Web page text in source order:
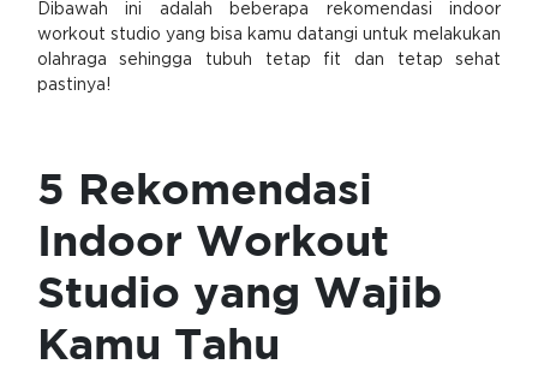
Dibawah ini adalah beberapa rekomendasi indoor
workout studio yang bisa kamu datangi untuk melakukan
olahraga sehingga tubuh tetap fit dan tetap sehat
pastinya!
5 Rekomendasi
Indoor Workout
Studio yang Wajib
Kamu Tahu